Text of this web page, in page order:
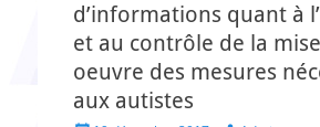
d’informations quant à
et au contrôle de la
oeuvre des mesures
aux autistes